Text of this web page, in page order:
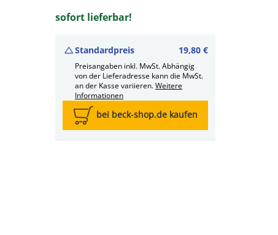
sofort lieferbar!
Standardpreis 19,80 €
Preisangaben inkl. MwSt. Abhängig
von der Lieferadresse kann die MwSt.
an der Kasse variieren.Weitere
Informationen
bei beck-shop.de kaufen